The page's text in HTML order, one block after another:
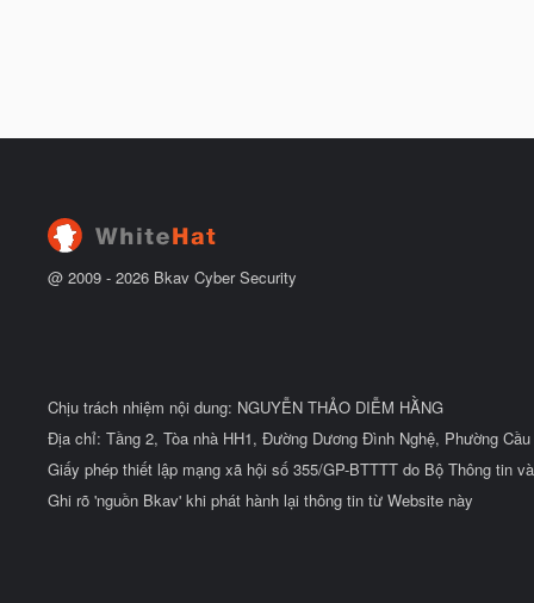
@ 2009 - 2026 Bkav Cyber Security
Chịu trách nhiệm nội dung: NGUYỄN THẢO DIỄM HẰNG
Địa chỉ: Tầng 2, Tòa nhà HH1, Đường Dương Đình Nghệ, Phường
Giấy phép thiết lập mạng xã hội số 355/GP-BTTTT do Bộ Thông tin
Ghi rõ 'nguồn Bkav' khi phát hành lại thông tin từ Website này